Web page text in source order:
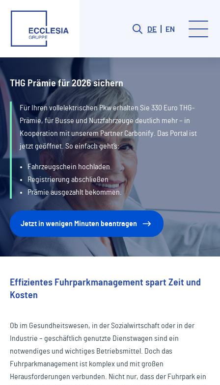
DE EN
THG Prämie für 2026 sichern
Für Ihren vollelektrischen Pkw erhalten Sie 330 Euro THG-
Prämie, für Busse und Nutzfahrzeuge deutlich mehr – in
Kooperation mit unserem Partner Carbonify. Das Portal ist
jetzt geöffnet. So einfach geht’s:
Fahrzeugschein hochladen
Registrierung abschließen
Prämie ausgezahlt bekommen.
Jetzt in wenigen Minuten beantragen
Effizientes Fuhrparkmanagement spart Zeit und
Kosten
Ob im Gesundheitswesen, in der Sozialwirtschaft oder in der
Industrie – geschäftlich genutzte Dienstwagen sind ein
notwendiges und wichtiges Betriebsmittel. Doch das
Fuhrparkmanagement ist komplex und mit großen
Herausforderungen verbunden. Nicht nur, dass der Fuhrpark ein